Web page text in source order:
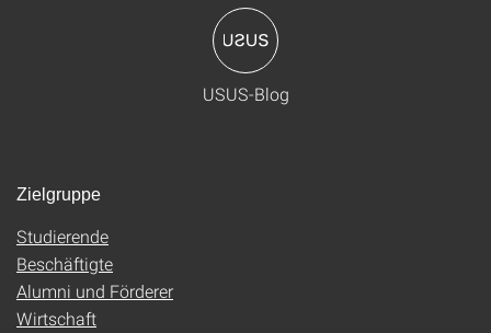
USUS-Blog
Zielgruppe
Studierende
Beschäftigte
Alumni und Förderer
Wirtschaft